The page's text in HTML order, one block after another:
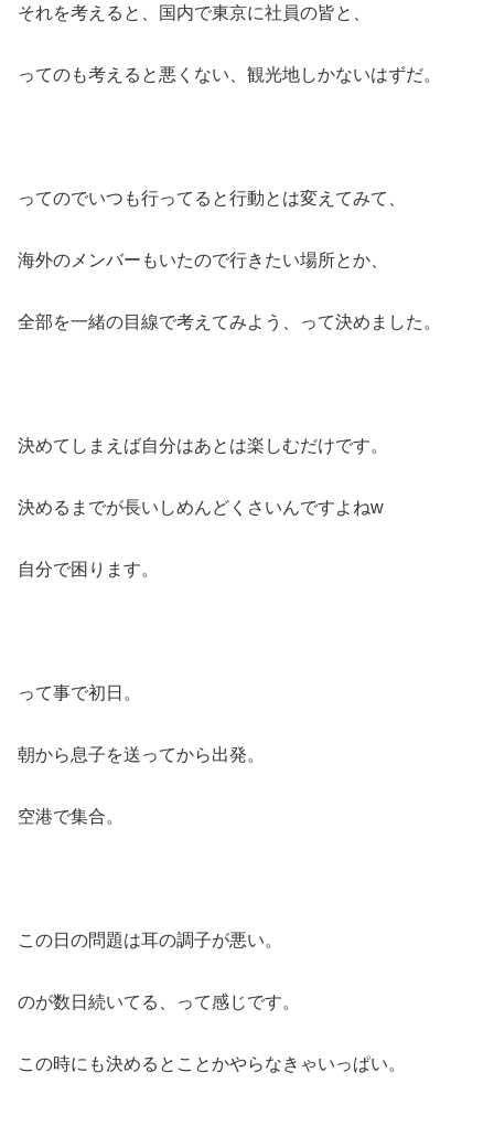
それを考えると、国内で東京に社員の皆と、
ってのも考えると悪くない、観光地しかないはずだ。
ってのでいつも行ってると行動とは変えてみて、
海外のメンバーもいたので行きたい場所とか、
全部を一緒の目線で考えてみよう、って決めました。
決めてしまえば自分はあとは楽しむだけです。
決めるまでが長いしめんどくさいんですよねw
自分で困ります。
って事で初日。
朝から息子を送ってから出発。
空港で集合。
この日の問題は耳の調子が悪い。
のが数日続いてる、って感じです。
この時にも決めるとことかやらなきゃいっぱい。